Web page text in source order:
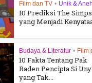
Film dan TV • Unik & Aneh
10 Prediksi The
yang Menjadi
Budaya & Literatur • Film
10 Fakta Tentang Pak
Raden Pencipta Si
yang Tak...